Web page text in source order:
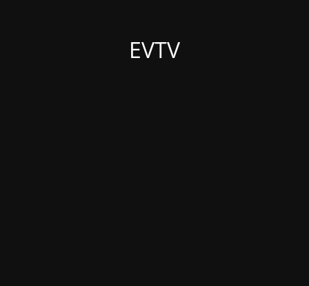
EVTV